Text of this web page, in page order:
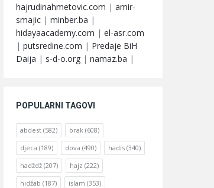
hajrudinahmetovic.com | amir-
smajic | minber.ba |
hidayaacademy.com | el-asr.com
| putsredine.com | Predaje BiH
Daija | s-d-o.org | namaz.ba |
POPULARNI TAGOVI
abdest (582) brak (608)
djeca (189) dova (490) hadis (340)
hadždž (207) hajz (222)
hidžab (187) islam (353)